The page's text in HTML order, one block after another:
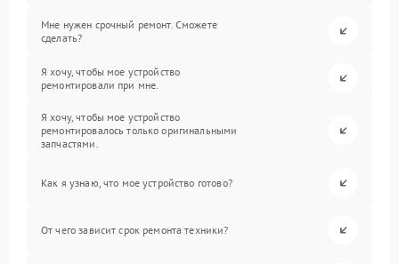
Мне нужен срочный ремонт. Сможете
сделать?
Я хочу, чтобы мое устройство
ремонтировали при мне.
Я хочу, чтобы мое устройство
ремонтировалось только оригинальными
запчастями.
Как я узнаю, что мое устройство готово?
От чего зависит срок ремонта техники?